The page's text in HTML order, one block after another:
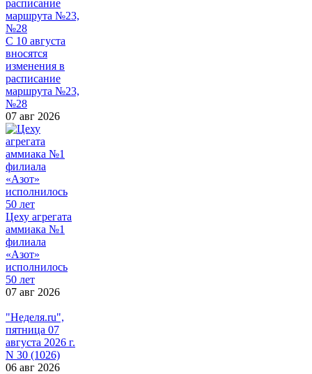
С 10 августа
вносятся
изменения в
расписание
маршрута №23,
№28
07 авг 2026
Цеху агрегата
аммиака №1
филиала
«Азот»
исполнилось
50 лет
07 авг 2026
"Неделя.ru",
пятница 07
августа 2026 г.
N 30 (1026)
06 авг 2026